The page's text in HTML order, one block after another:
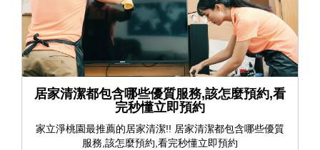
居家清潔都包含哪些優質服務,該怎麼預約,看
完秒懂立即預約
家立淨桃園最推薦的居家清潔!! 居家清潔都包含哪些優質
服務,該怎麼預約,看完秒懂立即預約